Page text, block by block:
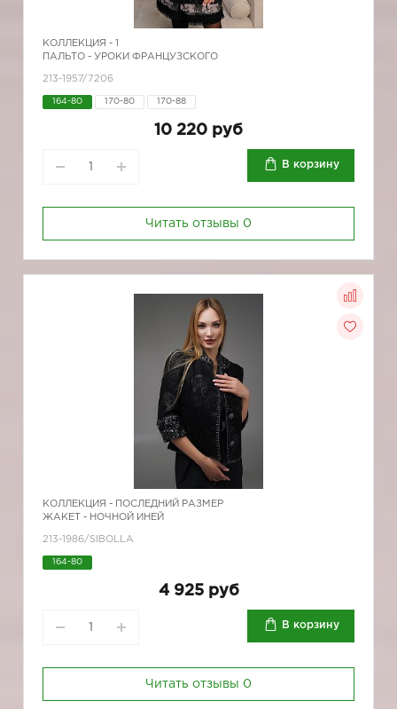
КОЛЛЕКЦИЯ - 1
ПАЛЬТО - УРОКИ ФРАНЦУЗСКОГО
213-1957/7206
164-80 170-80 170-88
10 220 руб
В корзину
Читать отзывы 0
КОЛЛЕКЦИЯ -
ПОСЛЕДНИЙ РАЗМЕР
ЖАКЕТ - НОЧНОЙ ИНЕЙ
213-1986/SIBOLLA
164-80
4 925 руб
В корзину
Читать отзывы 0